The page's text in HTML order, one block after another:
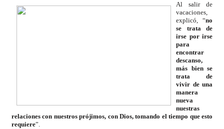
Al salir de
vacaciones,
explicó, “no
se trata de
irse por irse
para
encontrar
descanso,
más bien se
trata de
vivir de una
manera
nueva
nuestras
relaciones con nuestros prójimos, con Dios, tomando el tiempo que esto
requiere”.